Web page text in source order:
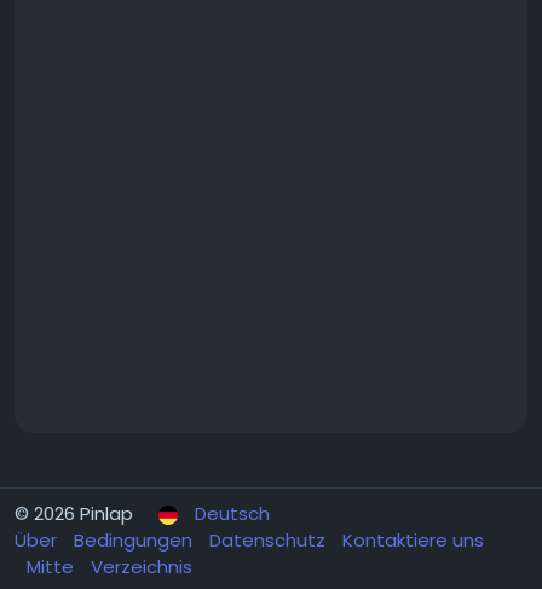
© 2026 Pinlap
Deutsch
Über
Bedingungen Datenschutz
Kontaktiere uns
Mitte
Verzeichnis